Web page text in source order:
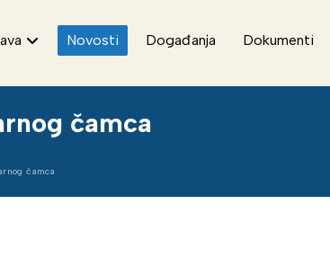
Novosti Događanja Dokumenti
čamca
čamca